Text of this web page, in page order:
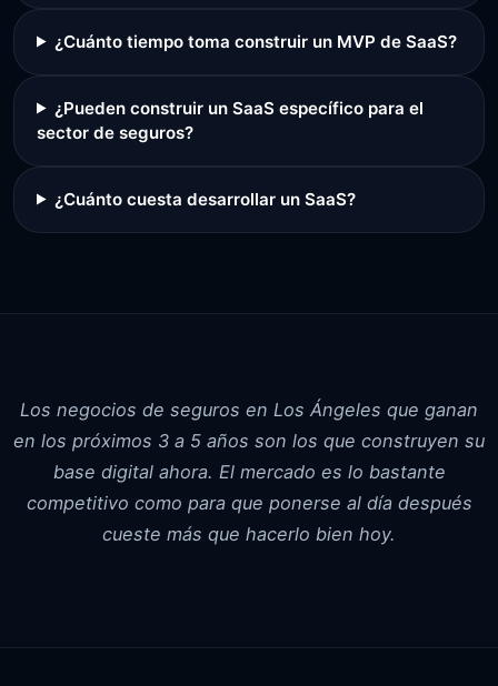
¿Cuánto tiempo toma construir un MVP de SaaS?
¿Pueden construir un SaaS específico para el
sector de seguros?
¿Cuánto cuesta desarrollar un SaaS?
Los negocios de seguros en Los Ángeles que ganan
en los próximos 3 a 5 años son los que construyen su
base digital ahora. El mercado es lo bastante
competitivo como para que ponerse al día después
cueste más que hacerlo bien hoy.